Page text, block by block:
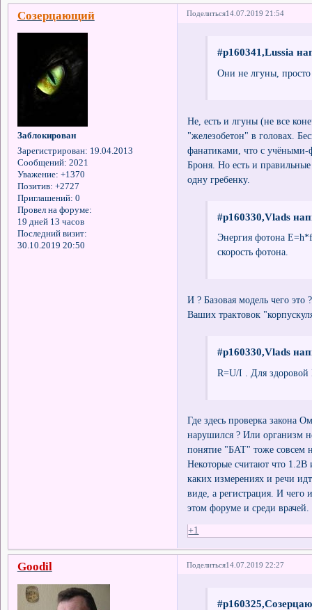
Поделиться14.07.2019 21:54
Созерцающий
Заблокирован
Зарегистрирован: 19.04.2013
Сообщений: 2021
Уважение: +1370
Позитив: +2727
Приглашений: 0
Провел на форуме:
19 дней 13 часов
Последний визит:
30.10.2019 20:50
#p160341,Lussia
Они не лгуны, просто
Не, есть и лгуны (не все
"железобетон" в головах.
фанатиками, что с учёными-
Броня. Но есть и
одну гребенку.
#p160330,Vlads
Энергия фотона
скорость фотона.
И ? Базовая модель чего
Ваших трактовок
#p160330,Vlads
R=U/I . Для
Где здесь проверка
нарушился ? Или организм
понятие "БАТ" тоже совсем
Некоторые считают что
каких измерениях и речи
виде, а регистрация. И чего
этом форуме и среди врачей.
+1
Поделиться14.07.2019 22:27
Goodil